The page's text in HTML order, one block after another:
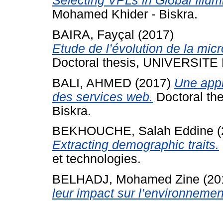
Mohamed Khider - Biskra.
BAIRA, Fayçal (2017)
Etude de l’évolution de la
Doctoral thesis,
BALI, AHMED (2017) Une
des services web. Doctoral
Biskra.
BEKHOUCHE, Salah Eddine
Extracting demographic traits.
et technologies.
BELHADJ, Mohamed Zine
leur impact sur